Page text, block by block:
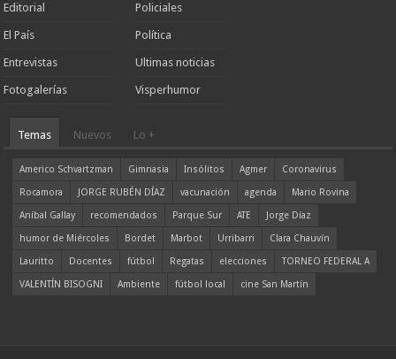
Editorial
El País
Entrevistas
Fotogalerías
Policiales
Política
Ultimas noticias
Visperhumor
Temas Nuevos Lo +
Americo Schvartzman Gimnasia Insólitos Agmer
Coronavirus
Rocamora
JORGE RUBÉN DÍAZ vacunación agenda
Mario Rovina
Aníbal Gallay
recomendados Parque Sur ATE
Jorge Díaz
humor de Miércoles
Bordet Marbot Urribarri
Clara Chauvín
Lauritto
Docentes fútbol Regatas elecciones
TORNEO FEDERAL A
VALENTÍN BISOGNI
Ambiente fútbol local cine San Martín